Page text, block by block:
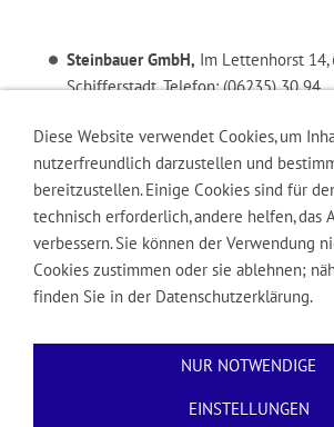
Steinbauer GmbH, Im Lettenhorst 14,
Schifferstadt, Telefon: (06235) 30 94
R+D Hoffmann GdbR,Rudolf-Diesel-
Schifferstadt, Telefon: (06235) 74 37
Diese Website verwendet Cookies, um
nutzerfreundlich darzustellen und
bereitzustellen. Einige Cookies sind für
technisch erforderlich, andere helfen, das
verbessern. Sie können der Verwendung
Cookies zustimmen oder sie ablehnen;
finden Sie in der Datenschutzerklärung.
NUR NOTWENDIGE
EINSTELLUNGEN